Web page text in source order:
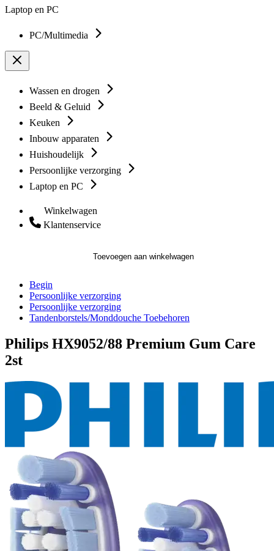
Laptop en PC
PC/Multimedia
Wassen en drogen
Beeld & Geluid
Keuken
Inbouw apparaten
Huishoudelijk
Persoonlijke verzorging
Laptop en PC
Winkelwagen
Klantenservice
Toevoegen aan winkelwagen
Begin
Persoonlijke verzorging
Persoonlijke verzorging
Tandenborstels/Monddouche Toebehoren
Philips HX9052/88 Premium Gum Care
2st